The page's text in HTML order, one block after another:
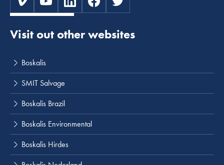
Visit out other websites
Boskalis
SMIT Salvage
Boskalis Brazil
Boskalis Environmental
Boskalis Hirdes